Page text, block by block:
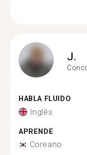
J.
HABLA FLUIDO
Inglés
APRENDE
Coreano